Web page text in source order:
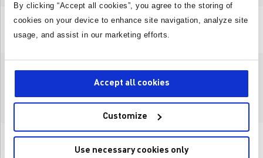
By clicking “Accept all cookies”, you agree to the storing of
cookies on your device to enhance site navigation, analyze site
usage, and assist in our marketing efforts.
Accept all cookies
Customize
Use necessary cookies only
MPQ29125-AEC1 新产品
3轨多相控制器，符合 AEC-Q100 认证
器，符合 AEC-Q100 认证
MPQ2977-AEC1 正在供货
带串行接口的数字 6 相控制器，符合
Digital Control